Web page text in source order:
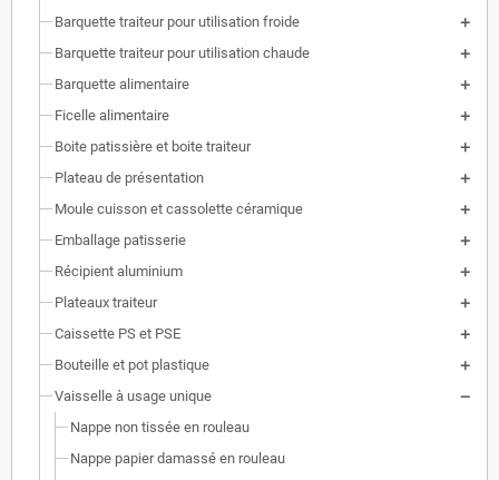
Barquette traiteur pour utilisation froide
Barquette traiteur pour utilisation chaude
Barquette alimentaire
Ficelle alimentaire
Boite patissière et boite traiteur
Plateau de présentation
Moule cuisson et cassolette céramique
Emballage patisserie
Récipient aluminium
Plateaux traiteur
Caissette PS et PSE
Bouteille et pot plastique
Vaisselle à usage unique
Nappe non tissée en rouleau
Nappe papier damassé en rouleau